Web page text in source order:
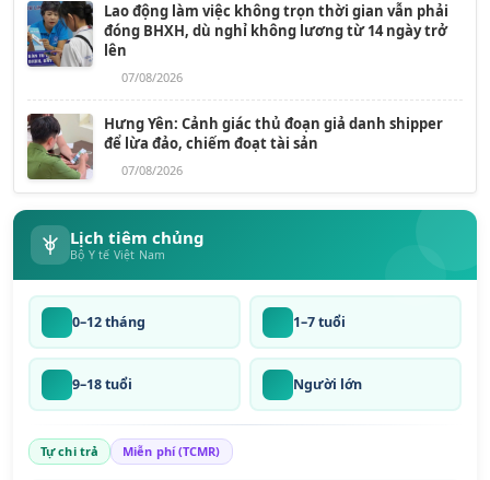
Lao động làm việc không trọn thời gian vẫn phải
đóng BHXH, dù nghỉ không lương từ 14 ngày trở
lên
07/08/2026
Hưng Yên: Cảnh giác thủ đoạn giả danh shipper
để lừa đảo, chiếm đoạt tài sản
07/08/2026
Lịch tiêm chủng
Bộ Y tế Việt Nam
0–12 tháng 1–7 tuổi
9–18 tuổi Người lớn
Tự chi trả Miễn phí (TCMR)